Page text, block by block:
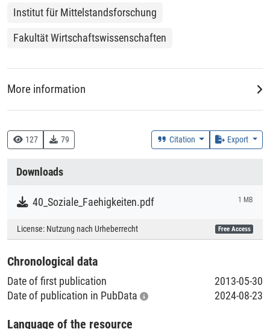
127 79 Citation Export
Downloads
40_Soziale_Faehigkeiten.pdf 1 MB
License: Nutzung nach Urheberrecht Free Access
Chronological data
Date of first publication
2013-05-30
Date of publication in PubData
2024-08-23
Language of the resource
Institut für Mittelstandsforschung
Fakultät Wirtschaftswissenschaften
More information
330 :: Wirtschaft
Creation Context
Collections
Literaturpublikationen